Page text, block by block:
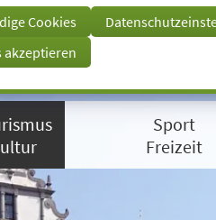
Cookies
akzeptieren
Sport
Freizeit